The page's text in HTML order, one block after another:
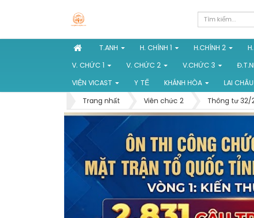
T.ANH H. CHÍNH 1 H.CHÍNH 2
V. CHỨC 1
V. CHỨC 2 V.CHỨC 3
VIỆN VICAST
Y TẾ KHÁNH HÒA LAI CHÂU
Trang nhất
Viên chức 2 Thông tư 32/